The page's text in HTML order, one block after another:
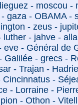
- moscou -
- gaza - OBAMA-
- zeus -
luther - jahve -
eve - Général de
Galilée - grecs -
- Trajan -
Cincinnatus -
- Lorraine -
- Othon -